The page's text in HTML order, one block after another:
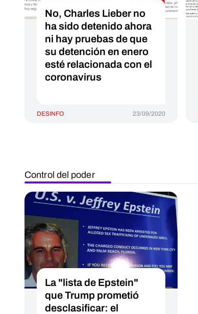
No, Charles Lieber no
ha sido detenido ahora
ni hay pruebas de que
su detención en enero
esté relacionada con el
coronavirus
DESINFO 23/09/2020
Control del poder
La "lista de Epstein"
que Trump prometió
desclasificar: el